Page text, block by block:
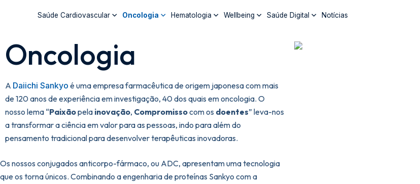
Saúde Cardiovascular Oncologia Hematologia Wellbeing Saúde Digital Notícias
Oncologia
A Daiichi Sankyo é uma empresa farmacêutica de origem japonesa com mais
de 120 anos de experiência em investigação, 40 dos quais em oncologia. O
nosso lema “Paixãopela inovação, Compromissocom os doentes” leva-nos
a transformar a ciência em valor para as pessoas, indo para além do
pensamento tradicional para desenvolver terapêuticas inovadoras.
Os nossos conjugados anticorpo-fármaco, ou ADC, apresentam uma tecnologia
que os torna únicos. Combinando a engenharia de proteínas Sankyo com a